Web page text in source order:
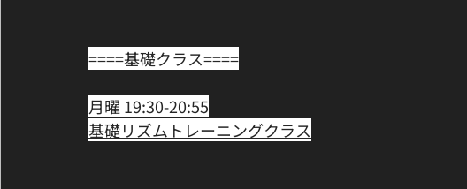
====基礎クラス====﻿
月曜 19:30-20:55﻿
基礎リズムトレーニングクラス﻿